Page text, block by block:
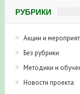
РУБРИКИ
Акции и
Без рубрики
Методики и
Новости проекта